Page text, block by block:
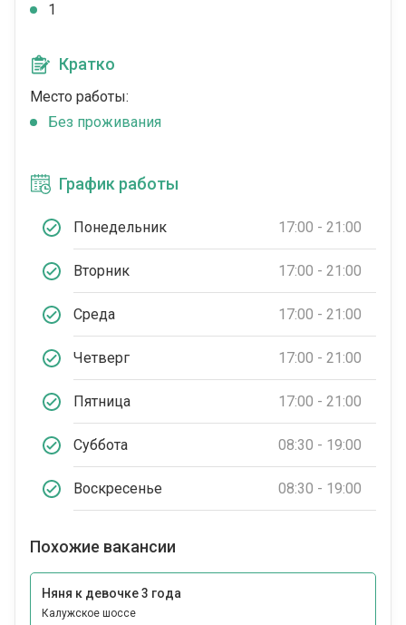
1
Кратко
Место работы:
Без проживания
График работы
Понедельник 17:00 - 21:00
Вторник 17:00 - 21:00
Среда 17:00 - 21:00
Четверг 17:00 - 21:00
Пятница 17:00 - 21:00
Суббота 08:30 - 19:00
Воскресенье 08:30 - 19:00
Похожие вакансии
Няня к девочке 3 года
Калужское шоссе